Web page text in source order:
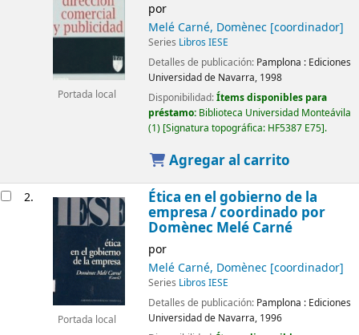
Portada local
por
Melé Carné, Domènec[coordinador]
Series Libros IESE
Detalles de publicación: Pamplona : Ediciones
Universidad de Navarra, 1998
Disponibilidad:Ítems disponibles para
préstamo: Biblioteca Universidad Monteávila
(1) Signatura topográfica: HF5387 E75 .
Agregar al carrito
2.
Portada local
Ética en el gobierno de la
empresa /coordinado por
Domènec Melé Carné
por
Melé Carné, Domènec[coordinador]
Series Libros IESE
Detalles de publicación: Pamplona : Ediciones
Universidad de Navarra, 1996